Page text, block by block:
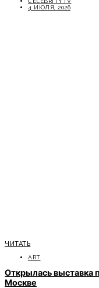
4 ИЮЛЯ, 2026
ЧИТАТЬ
ART
Открылась выставка
Москве